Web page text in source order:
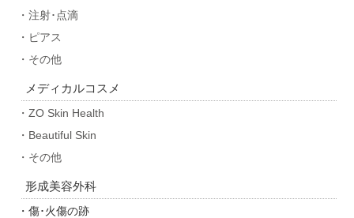
・注射･点滴
・ピアス
・その他
メディカルコスメ
・ZO Skin Health
・Beautiful Skin
・その他
形成美容外科
・傷･火傷の跡